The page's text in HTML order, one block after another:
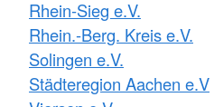
Rhein-Sieg e.V.
Rhein.-Berg. Kreis e.V.
Solingen e.V.
Städteregion Aachen e.V